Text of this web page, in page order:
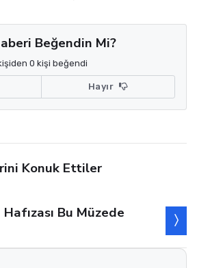
Beğendin Mi?
0 kişi beğendi
Hayır
Konuk Ettiler
Bu Müzede